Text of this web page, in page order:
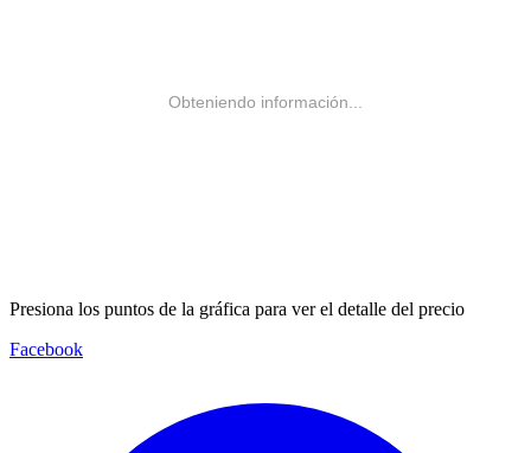
Obteniendo información...
Presiona los puntos de la gráfica para ver el detalle del precio
Facebook